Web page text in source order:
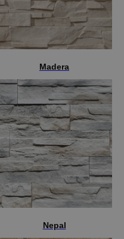
Madera
Nepal